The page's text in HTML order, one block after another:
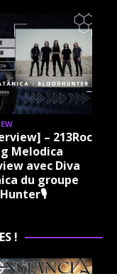
– 213Rock
Melodica
avec Diva
du groupe
!